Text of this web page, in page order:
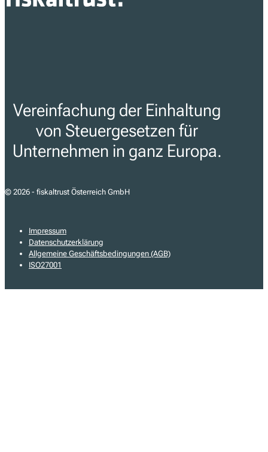
Vereinfachung der Einhaltung
von Steuergesetzen für
Unternehmen in ganz Europa.
© 2026 - fiskaltrust Österreich GmbH
Impressum
Datenschutzerklärung
Allgemeine Geschäftsbedingungen (AGB)
ISO27001